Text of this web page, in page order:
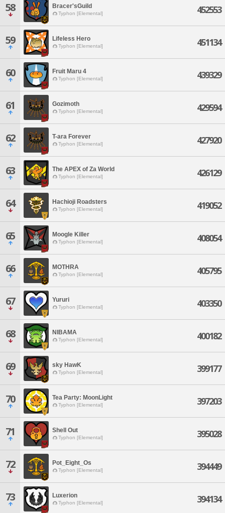
58 Bracer'sGuild
Typhon [Elemental] 452553
59 Lifeless Hero
Typhon [Elemental] 451134
60 Fruit Maru 4
Typhon [Elemental] 439329
61 Gozimoth
Typhon [Elemental] 429594
62 T-ara Forever
Typhon [Elemental] 427920
63 The APEX of Za World
Typhon [Elemental] 426129
64 Hachioji Roadsters
Typhon [Elemental] 419052
65 Moogle Killer
Typhon [Elemental] 408054
66 MOTHRA
Typhon [Elemental] 405795
67 Yururi
Typhon [Elemental] 403350
68 NIBAMA
Typhon [Elemental] 400182
69 sky HawK
Typhon [Elemental] 399177
70 Tea Party: MoonLight
Typhon [Elemental] 397203
71 Shell Out
Typhon [Elemental] 395028
72 Pot_Eight_Os
Typhon [Elemental] 394449
73 Luxerion
Typhon [Elemental] 394134